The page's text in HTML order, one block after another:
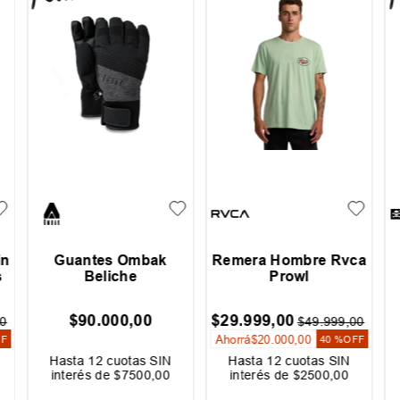
Guantes Ombak
Beliche
$90.000,00
Hasta 12 cuotas SIN
interés de$7500 ,00
Remera Hombre Rvca
Prowl
$29.999,00 $49.999,00
Ahorrá$20 .000,00 40 %OFF
Hasta 12 cuotas SIN
interés de $2500 ,00